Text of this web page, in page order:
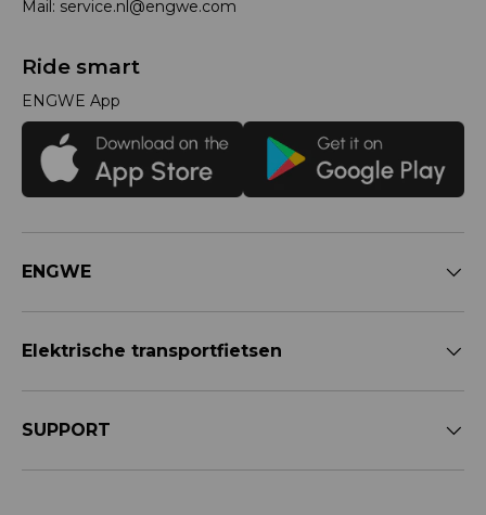
Mail: service.nl@engwe.com
Ride smart
ENGWE App
ENGWE
Elektrische transportfietsen
SUPPORT